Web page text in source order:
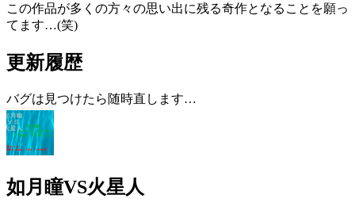
この作品が多くの方々の思い出に残る奇作となることを願っ
てます…(笑)
更新履歴
バグは見つけたら随時直します…
如月瞳VS火星人